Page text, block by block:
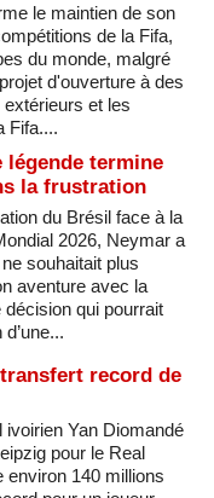
le maintien de son
de la Fifa,
du monde, malgré
d'ouverture à des
et les
Fifa....
légende termine
la frustration
du Brésil face à la
2026, Neymar a
souhaitait plus
aventure avec la
décision qui pourrait
record de
ivoirien Yan Diomandé
pour le Real
environ 140 millions